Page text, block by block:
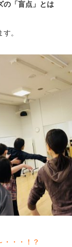
の「盲点」とは
。
・・・！？